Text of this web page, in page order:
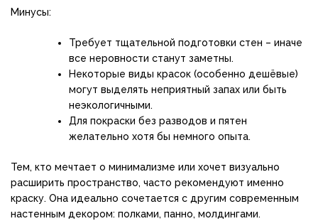
Минусы:
Требует тщательной подготовки стен – иначе
все неровности станут заметны.
Некоторые виды красок (особенно дешёвые)
могут выделять неприятный запах или быть
неэкологичными.
Для покраски без разводов и пятен
желательно хотя бы немного опыта.
Тем, кто мечтает о минимализме или хочет визуально
расширить пространство, часто рекомендуют именно
краску. Она идеально сочетается с другим современным
настенным декором: полками, панно, молдингами.